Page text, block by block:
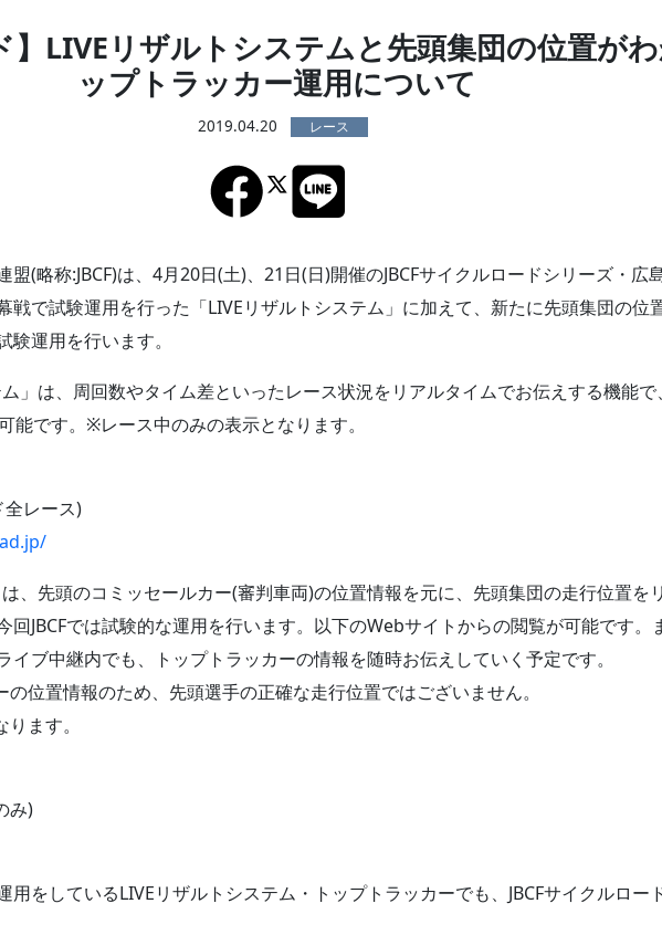
】LIVEリザルトシステムと先頭集団の位置が
ップトラッカー運用について
2019.04.20
(略称:JBCF)は、4月20日(土)、21日(日)開催のJBCFサイクルロードシリーズ・広
戦で試験運用を行った「LIVEリザルトシステム」に加えて、新たに先頭集団の位
験運用を行います。
」は、周回数やタイム差といったレース状況をリアルタイムでお伝えする機能で
能です。※レース中のみの表示となります。
レース)
先頭のコミッセールカー(審判車両)の位置情報を元に、先頭集団の走行位置を
回JBCFでは試験的な運用を行います。以下のWebサイトからの閲覧が可能です。
イブ中継内でも、トップトラッカーの情報を随時お伝えしていく予定です。
位置情報のため、先頭選手の正確な走行位置ではございません。
ます。
み)
用をしているLIVEリザルトシステム・トップトラッカーでも、JBCFサイクルロー